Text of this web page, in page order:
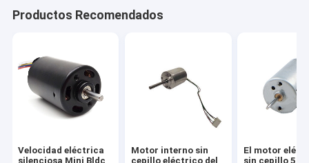
Productos Recomendados
Velocidad eléctrica
silenciosa Mini Bldc
Motor interno sin
cepillo eléctrico del
El motor
sin cepillo